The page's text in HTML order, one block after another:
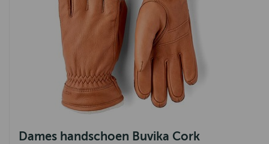
Dames handschoen Buvika Cork